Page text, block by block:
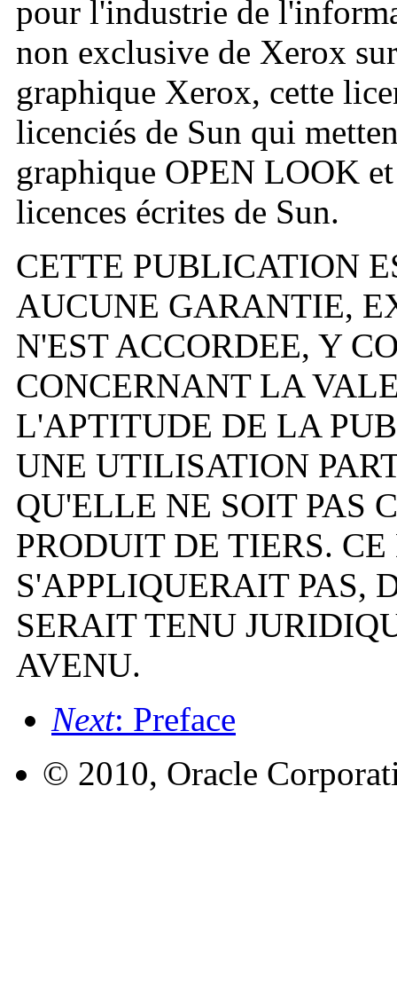
pour l'industrie de
non exclusive de Xerox
graphique Xerox, cette
licenciés de Sun qui
graphique OPEN LOOK
licences écrites de Sun.
CETTE PUBLICATION
AUCUNE GARANTIE,
N'EST ACCORDEE, Y
CONCERNANT LA
L'APTITUDE DE LA
UNE UTILISATION
QU'ELLE NE SOIT PAS
PRODUIT DE TIERS.
S'APPLIQUERAIT PAS,
SERAIT TENU
AVENU.
Next: Preface
© 2010, Oracle